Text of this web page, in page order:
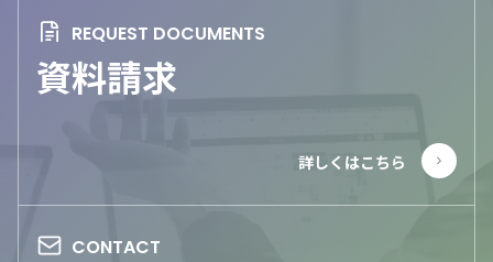
資料請求